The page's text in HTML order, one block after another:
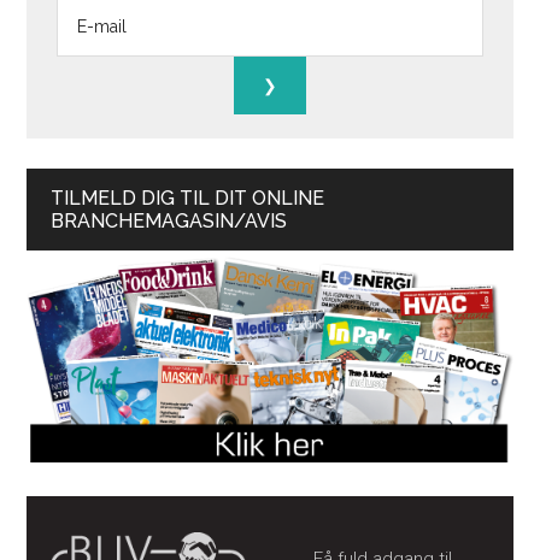
TILMELD DIG TIL DIT ONLINE
BRANCHEMAGASIN/AVIS